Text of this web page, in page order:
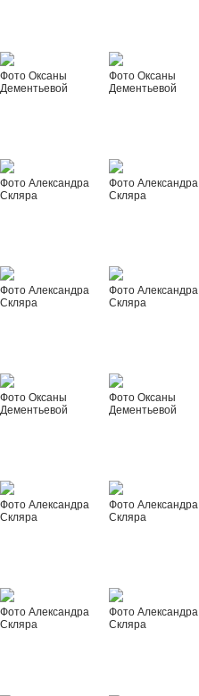
Фото Оксаны
Дементьевой
Фото Оксаны
Дементьевой
Фото Александра
Скляра
Фото Александра
Скляра
Фото Александра
Скляра
Фото Александра
Скляра
Фото Оксаны
Дементьевой
Фото Оксаны
Дементьевой
Фото Александра
Скляра
Фото Александра
Скляра
Фото Александра
Скляра
Фото Александра
Скляра